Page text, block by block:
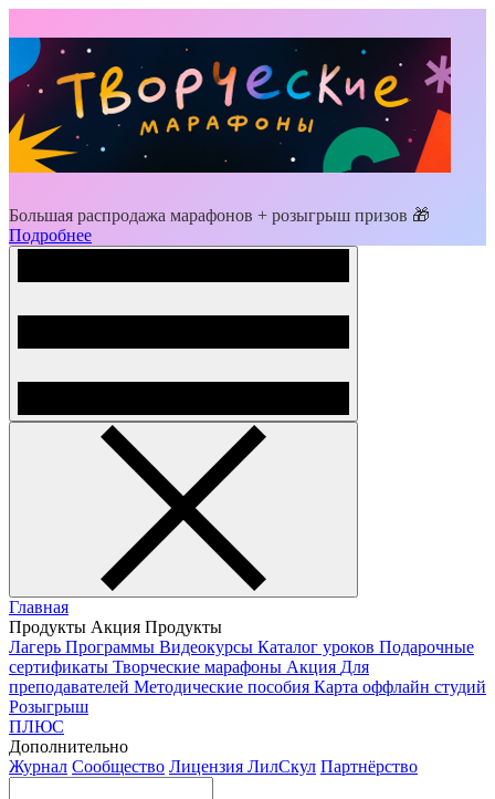
Большая распродажа марафонов + розыгрыш призов 🎁
Подробнее
Главная
Продукты Акция Продукты
Лагерь Программы Видеокурсы Каталог уроков Подарочные
сертификаты Творческие марафоны Акция Для
преподавателей Методические пособия Карта оффлайн студий
Розыгрыш
ПЛЮС
Дополнительно
Журнал Сообщество Лицензия ЛилСкул Партнёрство